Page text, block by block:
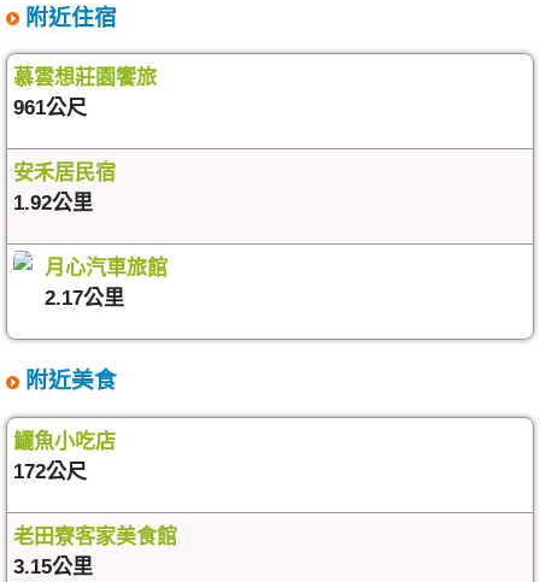
附近住宿
慕雲想莊園饗旅
961公尺
安禾居民宿
1.92公里
月心汽車旅館
2.17公里
附近美食
鱺魚小吃店
172公尺
老田寮客家美食館
3.15公里